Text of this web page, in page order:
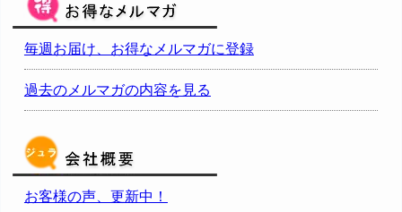
毎週お届け、お得なメルマガに登録
過去のメルマガの内容を見る
お客様の声、更新中！